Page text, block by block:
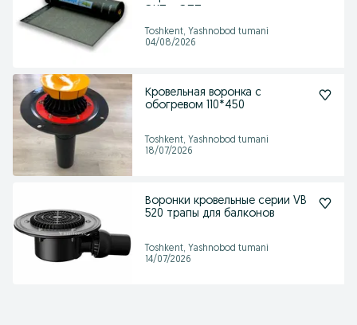
Toshkent, Yashnobod tumani
04/08/2026
Кровельная воронка с
обогревом 110*450
Toshkent, Yashnobod tumani
18/07/2026
Воронки кровельные серии VB
520 трапы для балконов
Toshkent, Yashnobod tumani
14/07/2026